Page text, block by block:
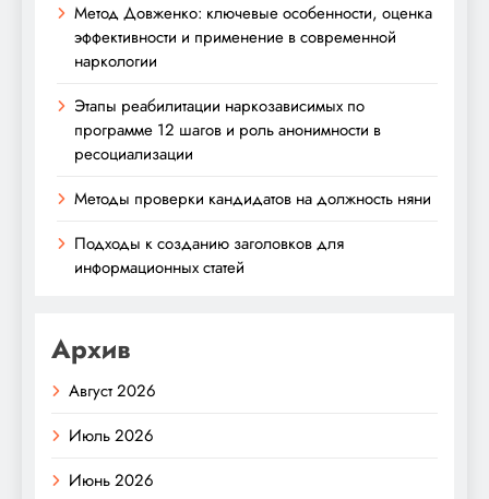
Метод Довженко: ключевые особенности, оценка
эффективности и применение в современной
наркологии
Этапы реабилитации наркозависимых по
программе 12 шагов и роль анонимности в
ресоциализации
Методы проверки кандидатов на должность няни
Подходы к созданию заголовков для
информационных статей
Архив
Август 2026
Июль 2026
Июнь 2026